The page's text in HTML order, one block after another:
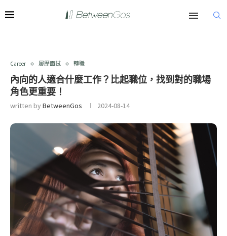
Career 履歷面試 轉職
內向的人適合什麼工作？比起職位，找到對的職場
角色更重要！
written byBetweenGos 2024-08-14